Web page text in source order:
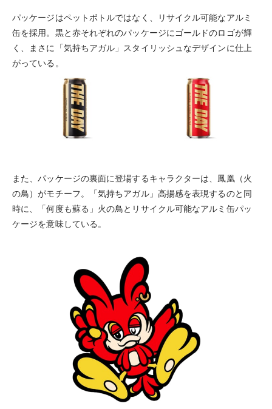
パッケージはペットボトルではなく、リサイクル可能なアルミ
缶を採用。黒と赤それぞれのパッケージにゴールドのロゴが輝
く、まさに「気持ちアガル」スタイリッシュなデザインに仕上
がっている。
また、パッケージの裏面に登場するキャラクターは、鳳凰（火
の鳥）がモチーフ。「気持ちアガル」高揚感を表現するのと同
時に、「何度も蘇る」火の鳥とリサイクル可能なアルミ缶パッ
ケージを意味している。